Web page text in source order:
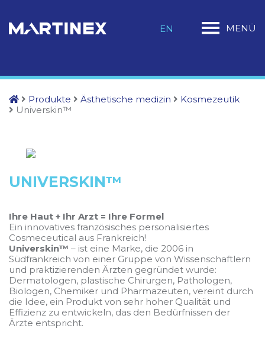
EN MENÜ
Produkte Ästhetische medizin
Kosmezeutik
Universkin™
UNIVERSKIN™
Ihre Haut + Ihr Arzt = Ihre Formel
Ein innovatives französisches personalisiertes
Cosmeceutical aus Frankreich!
Universkin™ – ist eine Marke, die 2006 in
Südfrankreich von einer Gruppe von Wissenschaftlern
und praktizierenden Ärzten gegründet wurde:
Dermatologen, plastische Chirurgen, Pathologen,
Biologen, Chemiker und Pharmazeuten, vereint durch
die Idee, ein Produkt von sehr hoher Qualität und
Effizienz zu entwickeln, das den Bedürfnissen der
Ärzte entspricht.